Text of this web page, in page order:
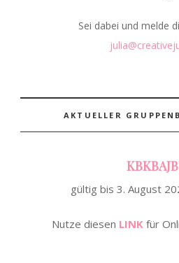
Sei dabei und melde
AKTUELLER
gültig bis 3. August
Nutze diesen LINK für